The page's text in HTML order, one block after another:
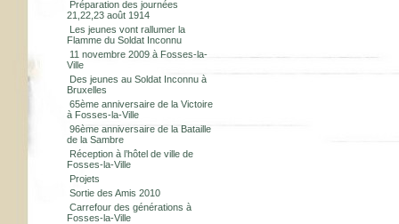
Préparation des journées
21,22,23 août 1914
Les jeunes vont rallumer la
Flamme du Soldat Inconnu
11 novembre 2009 à Fosses-la-
Ville
Des jeunes au Soldat Inconnu à
Bruxelles
65ème anniversaire de la Victoire
à Fosses-la-Ville
96ème anniversaire de la Bataille
de la Sambre
Réception à l’hôtel de ville de
Fosses-la-Ville
Projets
Sortie des Amis 2010
Carrefour des générations à
Fosses-la-Ville